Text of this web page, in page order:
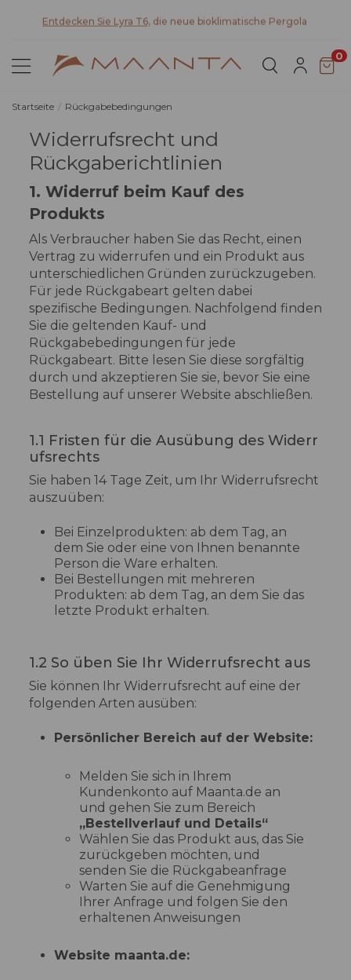
Entdecken Sie Lyra T6, die neue bioklimatische Pergola
0
Startseite Rückgabebedingungen
Widerrufsrecht und
Rückgaberichtlinien
1. Widerruf beim Kauf des
Produkts
Als Verbraucher haben Sie das Recht, einen
Vertrag zu widerrufen und ein Produkt aus
unterschiedlichen Gründen zurückzugeben.
Für jede Rückgabeart gelten dabei
spezifische Bedingungen. Nachfolgend finden
Sie die geltenden Kauf- und
Rückgabebedingungen für jede
Rückgabeart. Bitte lesen Sie diese sorgfältig
durch und akzeptieren Sie sie, bevor Sie eine
Bestellung auf unserer Website abschließen.
1.1 Fristen für die Ausübung des Widerr
ufsrechts
Sie haben 14 Tage Zeit, um Ihr Widerrufsrecht
auszuüben:
Bei Einzelprodukten: ab dem Tag, an
dem Sie oder eine von Ihnen benannte
Person die Ware erhalten.
Bei Bestellungen mit mehreren
Produkten: ab dem Tag, an dem Sie das
letzte Produkt erhalten.
1.2 So üben Sie Ihr Widerrufsrecht aus
Sie können Ihr Widerrufsrecht auf eine der
folgenden Arten ausüben:
Persönlicher Bereich auf der Website:
Melden Sie sich in Ihrem
Kundenkonto auf Maanta.de an
und gehen Sie zum Bereich
„Bestellverlauf und Details“
Wählen Sie das Produkt aus, das Sie
zurückgeben möchten, und
senden Sie die Rückgabeanfrage
Warten Sie auf die Genehmigung
Ihrer Anfrage und folgen Sie den
erhaltenen Anweisungen
Website maanta.de: